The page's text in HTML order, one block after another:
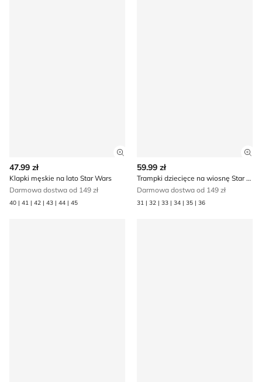
Zobacz szczegóły produktu
47.99 zł
Klapki męskie na lato Star Wars
Darmowa dostwa od 149 zł
40 | 41 | 42 | 43 | 44 | 45
59.99 zł
Trampki dziecięce na wiosnę Star Wars
Darmowa dostwa od 149 zł
31 | 32 | 33 | 34 | 35 | 36